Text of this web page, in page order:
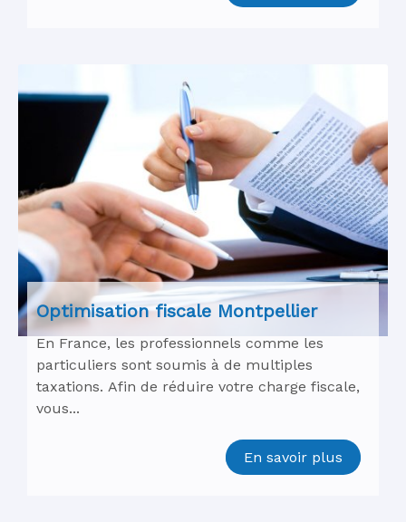
Optimisation fiscale Montpellier
En France, les professionnels comme les
particuliers sont soumis à de multiples
taxations. Afin de réduire votre charge fiscale,
vous...
En savoir plus